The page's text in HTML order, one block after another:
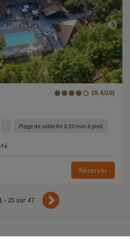
(8.4/10)
Plage de sable fin à 20 min à pied
Réserver
1 - 25 sur 47